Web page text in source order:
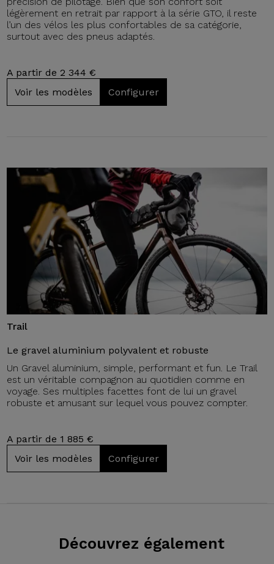
légèrement en retrait par rapport à la série GTO, il reste
l’un des vélos les plus confortables de sa catégorie,
surtout avec des pneus adaptés.
A partir de 2 344 €
Voir les modèles
Configurer
Trail
Le gravel aluminium polyvalent et robuste
Un Gravel aluminium, simple, performant et fun. Le Trail
est un véritable compagnon au quotidien comme en
voyage. Ses multiples facettes font de lui un gravel
robuste et amusant sur lequel vous pouvez compter.
A partir de 1 885 €
Voir les modèles
Configurer
Découvrez également